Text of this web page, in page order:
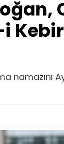
i
namazını